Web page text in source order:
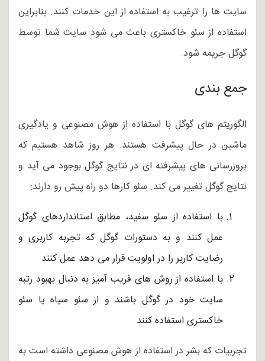
سایت ها را ترغیب به استفاده از این خدمات کنند. بنابراین
استفاده از سئو خاکستری باعث می شود سایت شما توسط
گوگل جریمه شود.
جمع بندی
الگوریتم های گوگل با استفاده از هوش مصنوعی و یادگیری
ماشین در حال پیشرفت هستند. هر روز شاهد هستیم که
بروزرسانی های پیشرفته ای در نتایج گوگل بوجود می آید و
نتایج گوگل تغییر می کند. سئو کارها دو راه پیش رو دارند:
با استفاده از سئو سفید، مطابق استانداردهای گوگل
عمل کنند و به دستورات گوگل که تجربه کاربری و
رضایت کاربر را در اولویت قرار می دهد عمل کنند
با استفاده از روش های فریب آمیز به دنبال بهبود رتبه
سایت خود در گوگل باشند و از سئو سیاه یا سئو
خاکستری استفاده کنند
تجربیات که بشر در استفاده از هوش مصنوعی داشته است به